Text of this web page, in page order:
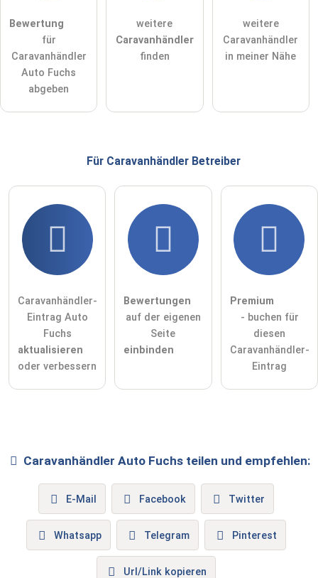
öffentliche Frage stellen Abbrechen
Hinweis:Bitte beachten Sie, öffentliche Fragen sind
Besucher sichtbar
Klicken Sie hier um eine
individuelle Frage
Bewertung
für
Caravanhändler
Auto Fuchs
abgeben
weitere
Caravanhändler
finden
weitere
Caravanhändler
in meiner Nähe
Für Caravanhändler Betreiber
Caravanhändler-
Eintrag Auto
Fuchs
aktualisieren
oder verbessern
Bewertungen
auf der eigenen
Seite
einbinden
Premium
- buchen für
diesen
Caravanhändler-
Eintrag
Caravanhändler Auto Fuchsteilen und empfehlen:
E-Mail Facebook Twitter
Whatsapp Telegram Pinterest
Url/Link kopieren